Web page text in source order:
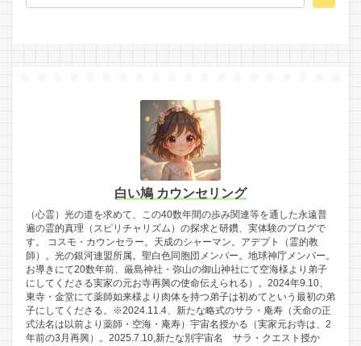
白い鳩 カウンセリング
（心霊）光の道を求めて、この40数年間の歩み関連等を通した永遠普
遍の霊的真理（スピリチャリズム）の探求と研鑽、実体験のブログで
す。 コスモ・カウンセラー。天成のシャーマン。アデプト（霊的教
師）。光の銀河連盟所属。聖白色同胞団メンバー。地球神庁メンバー。
お導きにて20数年前、厳島神社・弥山の御山神社にて空海様より弟子
にしてくださる実家の元お寺再興の使命伝えられる）。2024年9.10、
東寺・金堂にて薬師如来様より肉体を持つ弟子は初めてという最初の弟
子にしてくださる。※2024.11.4、新たな略式のサラ・庵寿（天命の正
式法名は以前より薬師・空海・庵寿）宇宙名授かる（実家元お寺は、2
年前の3月再興）。2025.7.10,新たな別宇宙名 サラ・クエスト授か